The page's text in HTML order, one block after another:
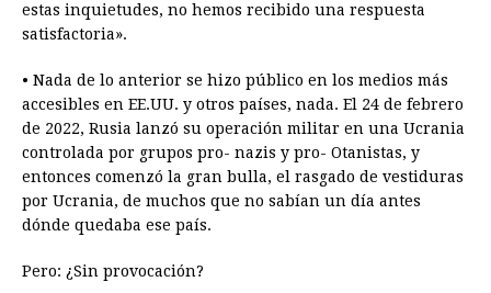
estas inquietudes, no hemos recibido una respuesta
satisfactoria».
• Nada de lo anterior se hizo público en los medios más
accesibles en EE.UU. y otros países, nada. El 24 de febrero
de 2022, Rusia lanzó su operación militar en una Ucrania
controlada por grupos pro- nazis y pro- Otanistas, y
entonces comenzó la gran bulla, el rasgado de vestiduras
por Ucrania, de muchos que no sabían un día antes
dónde quedaba ese país.
Pero: ¿Sin provocación?